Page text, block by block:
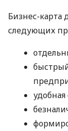
Бизнес-карта
следующих